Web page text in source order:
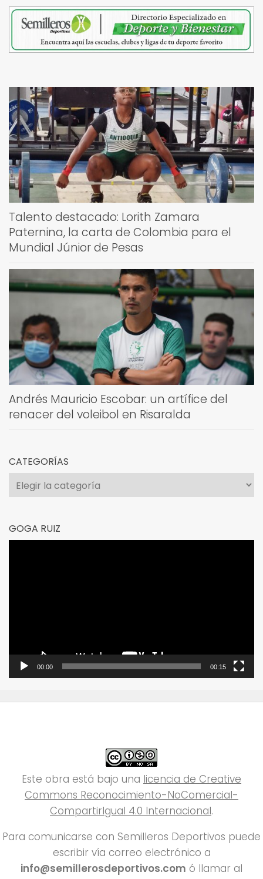
Talento destacado: Lorith Zamara
Paternina, la carta de Colombia para el
Mundial Júnior de Pesas
Andrés Mauricio Escobar: un artífice del
renacer del voleibol en Risaralda
CATEGORÍAS
Categorías
GOGA RUIZ
00:00 00:15
Este obra está bajo una licencia de Creative
Commons Reconocimiento-NoComercial-
CompartirIgual 4.0 Internacional.
Para comunicarse con Semilleros Deportivos puede
escribir vía correo electrónico a
info@semillerosdeportivos.com ó llamar al